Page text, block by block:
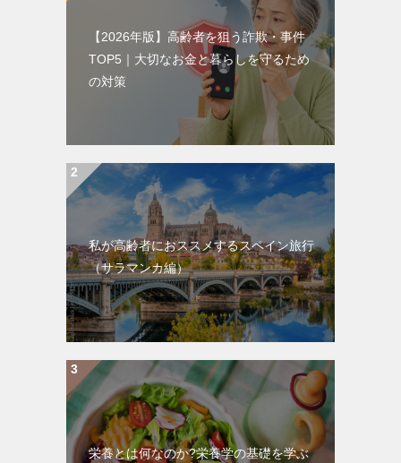
【2026年版】高齢者を狙う詐欺・事件
TOP5｜大切なお金と暮らしを守るため
の対策
私が高齢者におススメするスペイン旅行
（サラマンカ編）
栄養とは何なのか?栄養学の基礎を学ぶ